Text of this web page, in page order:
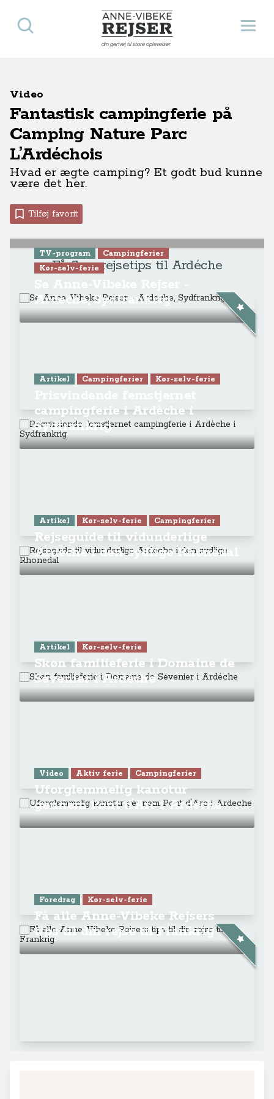
Anne-Vibeke Rejser
din genvej til store oplevelser
Åbn
Søg
Video
Fantastisk campingferie på
Camping Nature Parc
L’Ardéchois
Hvad er ægte camping? Et godt bud kunne
være det her.
Tilføj favorit
Få flere rejsetips til Ardéche
TV-program
Campingferier
Kør-selv-ferie
Ardeche, Sydfrankrig
Artikel Campingferier Kør-selv-ferie
campingferie i Ardèche i
Sydfrankrig
Artikel Kør-selv-ferie Campingferier
Rejseguide til vidunderlige
Ardèche i den sydlige Rhonedal
Artikel Kør-selv-ferie
Skøn familieferie i Domaine de
Sévenier i Ardéche
Video Aktiv ferie Campingferier
Uforglemmelig kanotur
gennem Pont d'Arc i Ardeche
Foredrag Kør-selv-ferie
Få alle Anne-Vibeke Rejsers
tips til din rejse til Frankrig